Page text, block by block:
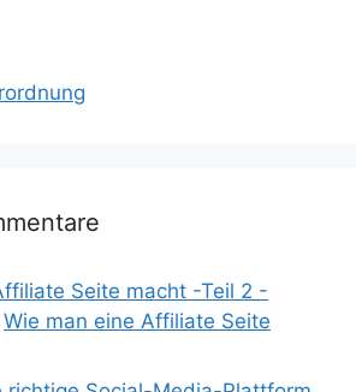
Seite macht -Teil 2 -
Wie man eine Affiliate Seite